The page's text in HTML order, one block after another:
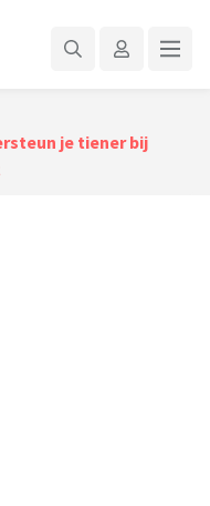
je tiener bij